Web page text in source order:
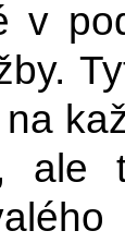
v
ale